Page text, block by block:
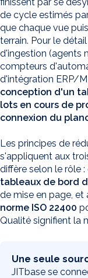
finissent par se
de cycle estimés
que chaque vue
terrain. Pour le
d'ingestion (agents
compteurs
d'intégration ERP/
conception d'un
lots en cours de
connexion du
Les principes de
s'appliquent aux
diffère selon le rôle
tableaux de bord
de mise en page, et
norme ISO 22400
Qualité signifient la
Une seule
JITbase se